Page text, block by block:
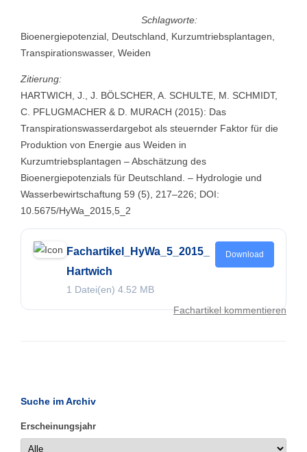
Schlagworte:
Bioenergiepotenzial, Deutschland, Kurzumtriebsplantagen,
Transpirationswasser, Weiden
Zitierung:
HARTWICH, J., J. BÖLSCHER, A. SCHULTE, M. SCHMIDT,
C. PFLUGMACHER & D. MURACH (2015): Das
Transpirationswasserdargebot als steuernder Faktor für die
Produktion von Energie aus Weiden in
Kurzumtriebsplantagen – Abschätzung des
Bioenergiepotenzials für Deutschland. – Hydrologie und
Wasserbewirtschaftung 59 (5), 217–226; DOI:
10.5675/HyWa_2015,5_2
Fachartikel_HyWa_5_2015_
Hartwich
1 Datei(en) 4.52 MB
Download
Fachartikel kommentieren
Suche im Archiv
Erscheinungsjahr